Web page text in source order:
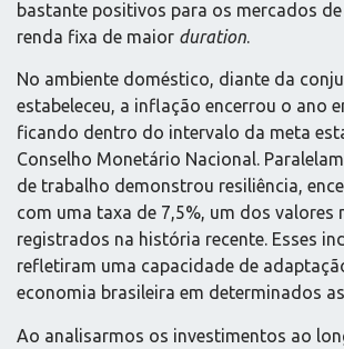
bastante positivos para os mercados
renda fixa de maior duration.
No ambiente doméstico, diante da
estabeleceu, a inflação encerrou o ano
ficando dentro do intervalo da meta
Conselho Monetário Nacional.
de trabalho demonstrou resiliência,
com uma taxa de 7,5%, um dos valores
registrados na história recente. Esses
refletiram uma capacidade de
economia brasileira em determinados
Ao analisarmos os investimentos ao